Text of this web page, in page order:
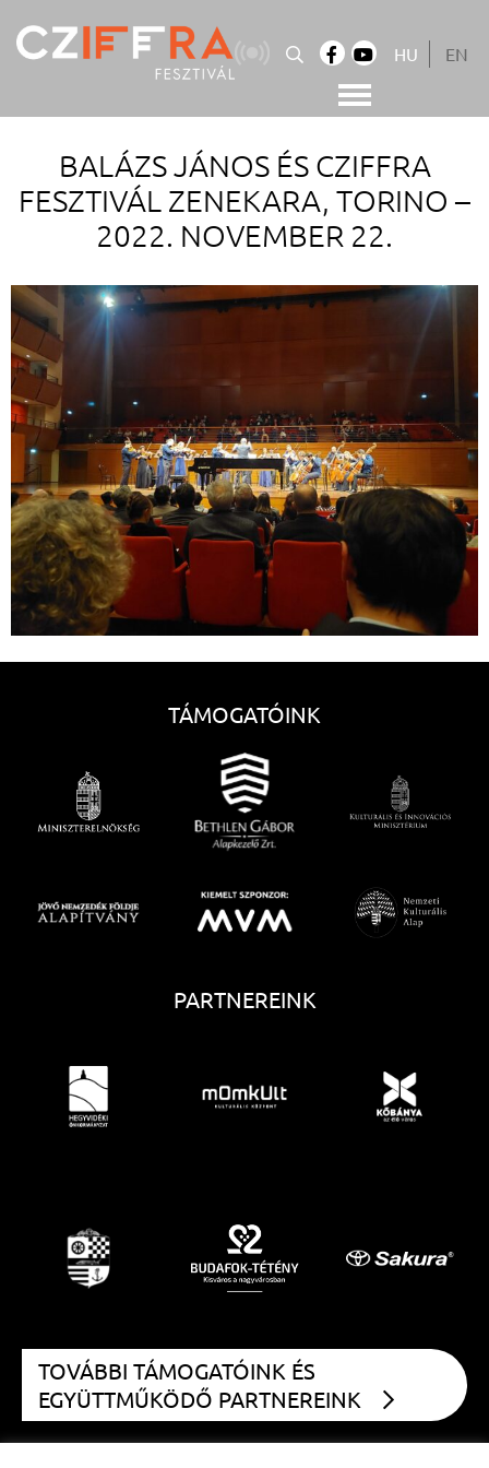
content
HU EN
BALÁZS JÁNOS ÉS CZIFFRA
FESZTIVÁL ZENEKARA, TORINO –
2022. NOVEMBER 22.
TÁMOGATÓINK
PARTNEREINK
TOVÁBBI TÁMOGATÓINK ÉS
EGYÜTTMŰKÖDŐ PARTNEREINK